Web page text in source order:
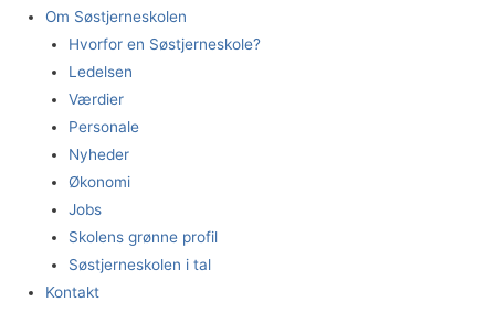
Om Søstjerneskolen
Hvorfor en Søstjerneskole?
Ledelsen
Værdier
Personale
Nyheder
Økonomi
Jobs
Skolens grønne profil
Søstjerneskolen i tal
Kontakt